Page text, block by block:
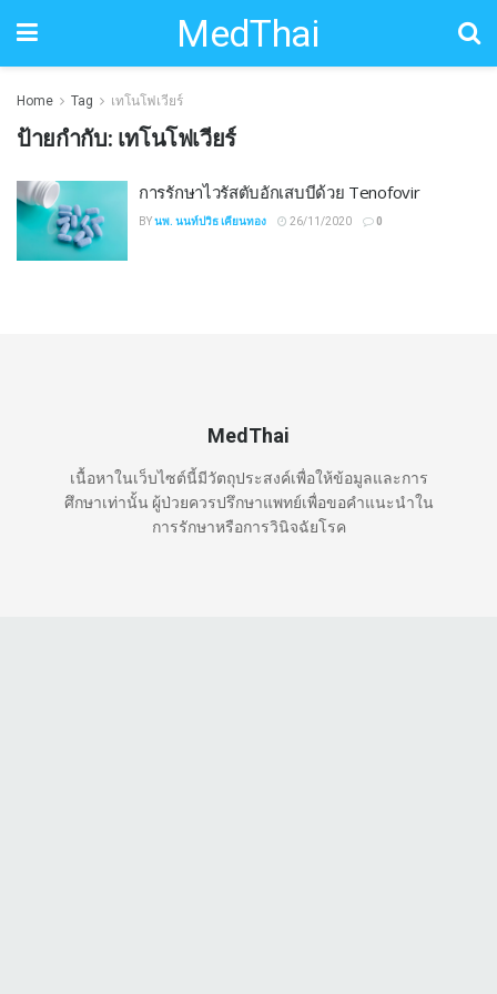
MedThai
Home Tag เทโนโฟเวียร์
ป้ายกำกับ: เทโนโฟเวียร์
การรักษาไวรัสตับอักเสบบีด้วย Tenofovir
BYนพ. นนท์ปวิธ เคียนทอง 26/11/2020 0
MedThai
เนื้อหาในเว็บไซต์นี้มีวัตถุประสงค์เพื่อให้ข้อมูลและการ
ศึกษาเท่านั้น ผู้ป่วยควรปรึกษาแพทย์เพื่อขอคำแนะนำใน
การรักษาหรือการวินิจฉัยโรค